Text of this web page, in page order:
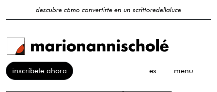
descubre cómo convertirte en un scrittoredellaluce
inscríbete ahora es menu